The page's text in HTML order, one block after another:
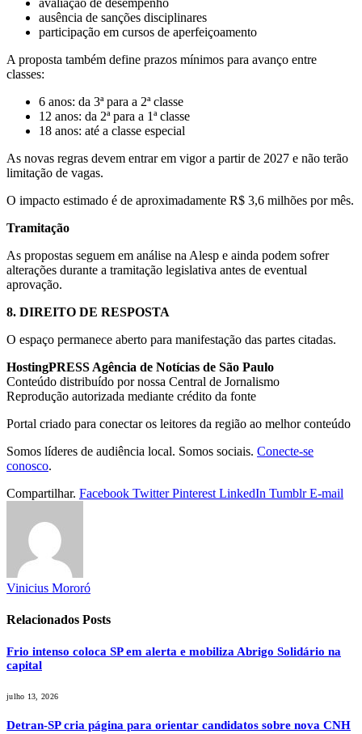
avaliação de desempenho
ausência de sanções disciplinares
participação em cursos de aperfeiçoamento
A proposta também define prazos mínimos para avanço entre
classes:
6 anos: da 3ª para a 2ª classe
12 anos: da 2ª para a 1ª classe
18 anos: até a classe especial
As novas regras devem entrar em vigor a partir de 2027 e não terão
limitação de vagas.
O impacto estimado é de aproximadamente R$ 3,6 milhões por mês.
Tramitação
As propostas seguem em análise na Alesp e ainda podem sofrer
alterações durante a tramitação legislativa antes de eventual
aprovação.
8. DIREITO DE RESPOSTA
O espaço permanece aberto para manifestação das partes citadas.
HostingPRESS Agência de Notícias de São Paulo
Conteúdo distribuído por nossa Central de Jornalismo
Reprodução autorizada mediante crédito da fonte
Portal criado para conectar os leitores da região ao melhor conteúdo
Somos líderes de audiência local. Somos sociais. Conecte-se
conosco.
Compartilhar. Facebook Twitter Pinterest LinkedIn Tumblr E-mail
Vinicius Mororó
Relacionados Posts
Frio intenso coloca SP em alerta e mobiliza Abrigo Solidário na
capital
julho 13, 2026
Detran-SP cria página para orientar candidatos sobre nova CNH